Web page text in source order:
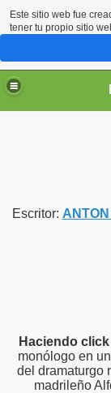
Escritor:
Haciendo
monólogo en
del dramaturgo
madrileño
Este sitio web fue
tener tu propio sitio